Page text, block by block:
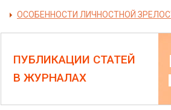
ОСОБЕННОСТИ ЛИЧНОСТНОЙ
ПУБЛИКАЦИИ СТАТЕЙ
В ЖУРНАЛАХ